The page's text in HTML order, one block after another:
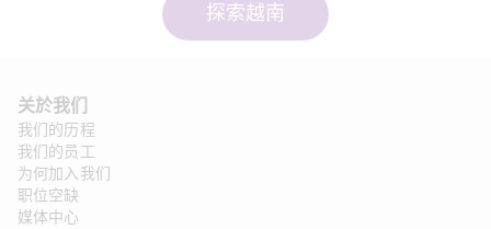
探索越南
关於我们
我们的历程
我们的员工
为何加入我们
职位空缺
媒体中心